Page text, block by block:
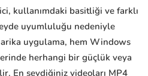
kullanımdaki basitliği ve farklı
uyumluluğu nedeniyle
uygulama, hem Windows
herhangi bir güçlük veya
En sevdiğiniz videoları MP4